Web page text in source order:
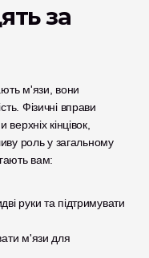
за
м'язи, вони
Фізичні вправи
кінцівок,
роль у загальному
вам:
руки та підтримувати
м'язи для